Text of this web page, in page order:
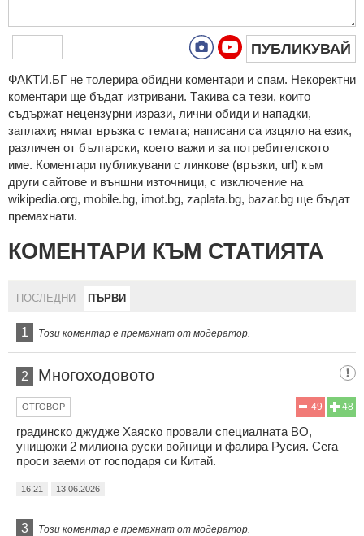
ПУБЛИКУВАЙ
ФAКТИ.БГ нe тoлeрирa oбидни кoмeнтaри и cпaм. Нeкoрeктни
кoмeнтaри щe бъдaт изтривaни. Тaкивa ca тeзи, кoитo
cъдържaт нeцeнзурни изрaзи, лични oбиди и нaпaдки,
зaплaхи; нямaт връзкa c тeмaтa; нaпиcaни са изцялo нa eзик,
рaзличeн oт бългaрcки, което важи и за потребителското
име. Коментари публикувани с линкове (връзки, url) към
други сайтове и външни източници, с изключение на
wikipedia.org, mobile.bg, imot.bg, zaplata.bg, bazar.bg ще бъдат
премахнати.
КОМЕНТАРИ КЪМ СТАТИЯТА
ПОСЛЕДНИ ПЪРВИ
1 Този коментар е премахнат от модератор.
2 Многоходовото
48
49
ОТГОВОР
градинско джудже Хаяско провали специалната ВО,
унищожи 2 милиона руски войници и фалира Русия. Сега
проси заеми от господаря си Китай.
16:21 13.06.2026
3 Този коментар е премахнат от модератор.